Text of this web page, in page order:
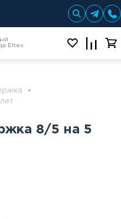
Eltex
8/5 на 5